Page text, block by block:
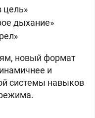
цель»
дыхание»
новый формат
и
системы навыков